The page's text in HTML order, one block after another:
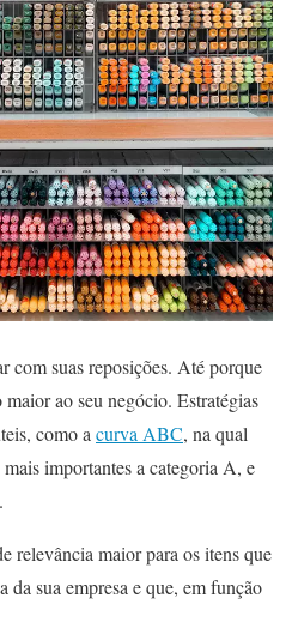
com suas reposições. Até porque
ao seu negócio. Estratégias
como a curva ABC, na qual
importantes a categoria A, e
relevância maior para os itens que
da sua empresa e que, em função